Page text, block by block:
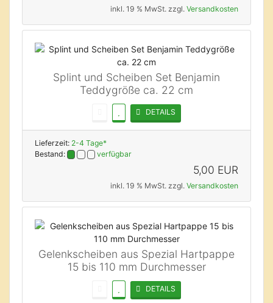
inkl. 19 % MwSt. zzgl. Versandkosten
Splint und Scheiben Set Benjamin
Teddygröße ca. 22 cm
DETAILS
Lieferzeit: 2-4 Tage*
Bestand:
verfügbar
5,00 EUR
inkl. 19 % MwSt. zzgl. Versandkosten
Gelenkscheiben aus Spezial Hartpappe
15 bis 110 mm Durchmesser
DETAILS